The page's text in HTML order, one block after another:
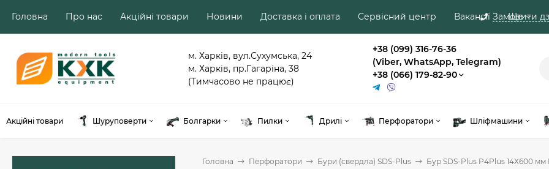
Замовити
Головна Про нас Акційні товари Новини Доставка і оплата Сервісний центр Вакансії Ще
м. Харків, вул.Сухумська, 24
м. Харків, пр.Гагаріна, 38
(Тимчасово не працює)
+38 (099) 316-76-36
(Viber, WhatsApp, Telegram)
+38 (066) 179-82-90
Акційні товари Шуруповерти Болгарки Пилки Дрилі Перфоратори Шліфмашини
Головна Перфоратори Бури (свердла) SDS-Plus Бур SDS-Plus P4Plus 14X600 мм